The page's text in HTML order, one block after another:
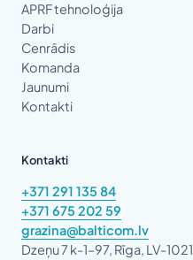
APRF tehnoloģija
Darbi
Cenrādis
Komanda
Jaunumi
Kontakti
Kontakti
+371 291 135 84
+371 675 202 59
grazina@balticom.lv
Dzeņu 7 k-1–97, Rīga, LV-1021